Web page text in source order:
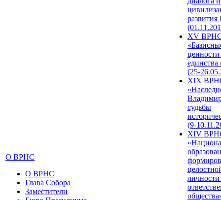
О ВРНС
О ВРНС
Глава Собора
Заместители
развития
XV
единства
(25-
XIX
судьбы
(9-
XIV